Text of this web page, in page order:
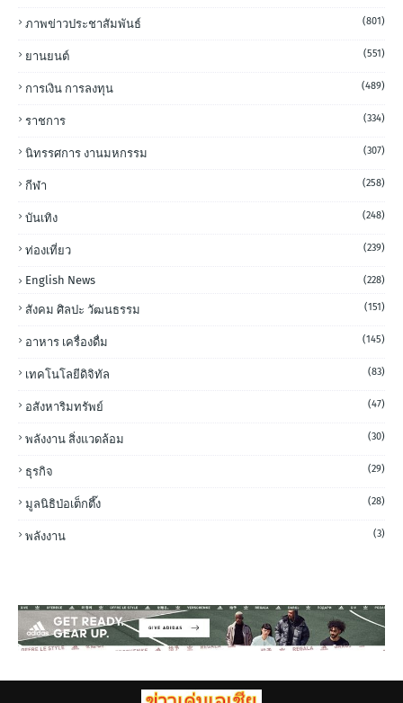
ภาพข่าวประชาสัมพันธ์ (801)
ยานยนต์ (551)
การเงิน การลงทุน (489)
ราชการ (334)
นิทรรศการ งานมหกรรม (307)
กีฬา (258)
บันเทิง (248)
ท่องเที่ยว (239)
English News (228)
สังคม ศิลปะ วัฒนธรรม (151)
อาหาร เครื่องดื่ม (145)
เทคโนโลยีดิจิทัล (83)
อสังหาริมทรัพย์ (47)
พลังงาน สิ่งแวดล้อม (30)
ธุรกิจ (29)
มูลนิธิป่อเต็กตึ๊ง (28)
พลังงาน (3)